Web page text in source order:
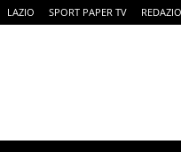
LAZIO SPORT PAPER TV